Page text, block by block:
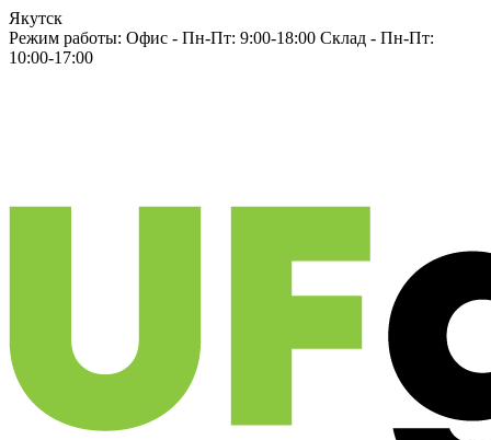
Якутск
Режим работы: Офис - Пн-Пт: 9:00-18:00 Склад - Пн-Пт:
10:00-17:00